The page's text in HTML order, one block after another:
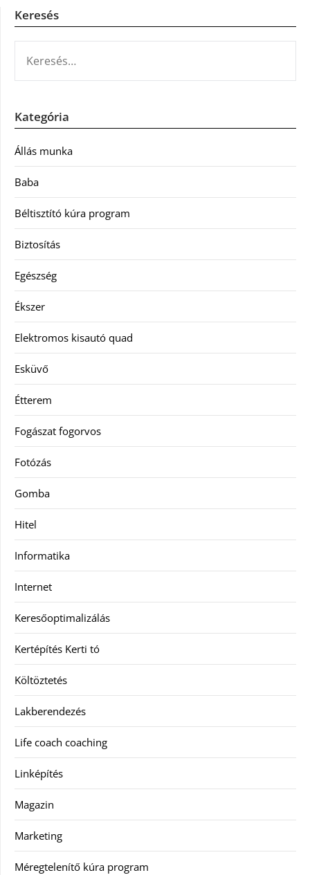
Keresés
Kategória
Állás munka
Baba
Béltisztító kúra program
Biztosítás
Egészség
Ékszer
Elektromos kisautó quad
Esküvő
Étterem
Fogászat fogorvos
Fotózás
Gomba
Hitel
Informatika
Internet
Keresőoptimalizálás
Kertépítés Kerti tó
Költöztetés
Lakberendezés
Life coach coaching
Linképítés
Magazin
Marketing
Méregtelenítő kúra program